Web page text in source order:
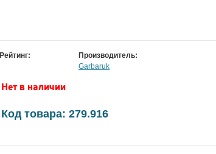
Рейтинг:
Производитель:
Garbaruk
Нет в наличии
Код товара: 279.916